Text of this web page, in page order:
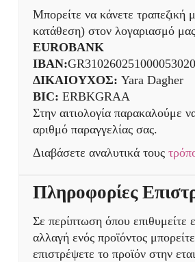
Μπορείτε να κάνετε τραπεζική
κατάθεση) στον λογαριασμό
EUROBANK
IBAN:
ΔΙΚΑΙΟΥΧΟΣ: Yara Dagher
BIC: ERBKGRAA
Στην αιτιολογία παρακαλούμε
αριθμό παραγγελίας σας.
Διαβάσετε αναλυτικά τους
Πληροφορίες
Σε περίπτωση όπου επιθυμείτε
αλλαγή ενός προϊόντος
επιστρέψετε το προϊόν στην